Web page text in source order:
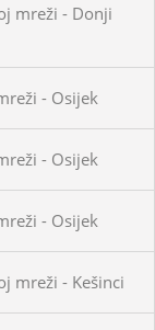
mreži - Donji
- Osijek
- Osijek
- Osijek
mreži - Kešinci